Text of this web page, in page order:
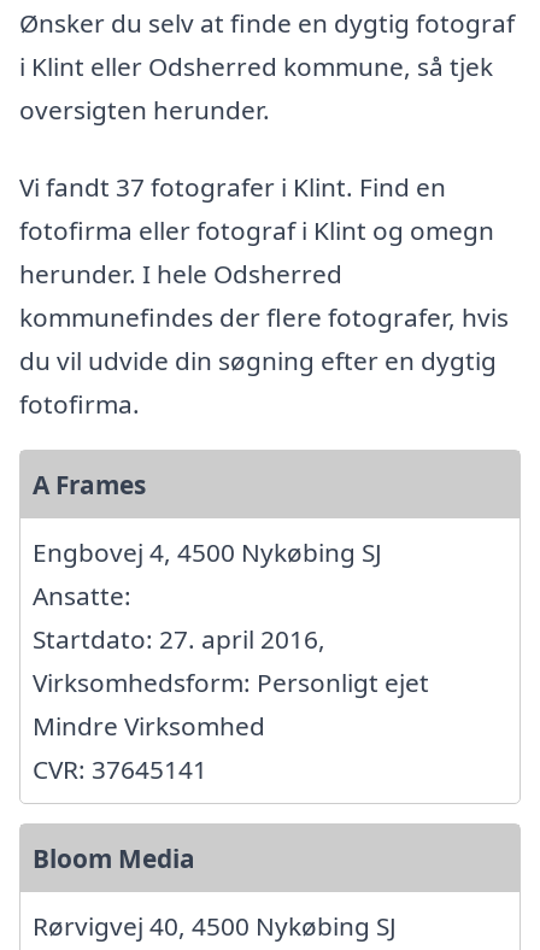
Ønsker du selv at finde en dygtig fotograf
i Klint eller Odsherred kommune, så tjek
oversigten herunder.
Vi fandt 37 fotografer i Klint. Find en
fotofirma eller fotograf i Klint og omegn
herunder. I hele Odsherred
kommunefindes der flere fotografer, hvis
du vil udvide din søgning efter en dygtig
fotofirma.
A Frames
Engbovej 4, 4500 Nykøbing SJ
Ansatte:
Startdato: 27. april 2016,
Virksomhedsform: Personligt ejet
Mindre Virksomhed
CVR: 37645141
Bloom Media
Rørvigvej 40, 4500 Nykøbing SJ